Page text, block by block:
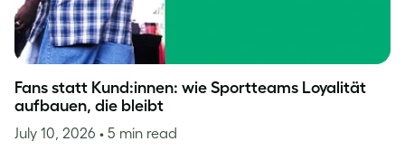
Fans statt Kund:innen: wie Sportteams Loyalität
aufbauen, die bleibt
July 10, 2026 • 5 min read